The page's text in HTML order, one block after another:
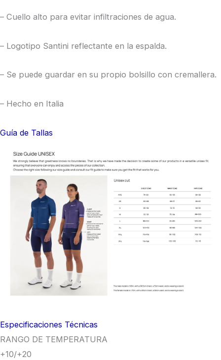
– Cuello alto para evitar infiltraciones de agua.
– Logotipo Santini reflectante en la espalda.
– Se puede guardar en su propio bolsillo con cremallera.
– Hecho en Italia
Guía de Tallas
Especificaciones Técnicas
RANGO DE TEMPERATURA
+10/+20